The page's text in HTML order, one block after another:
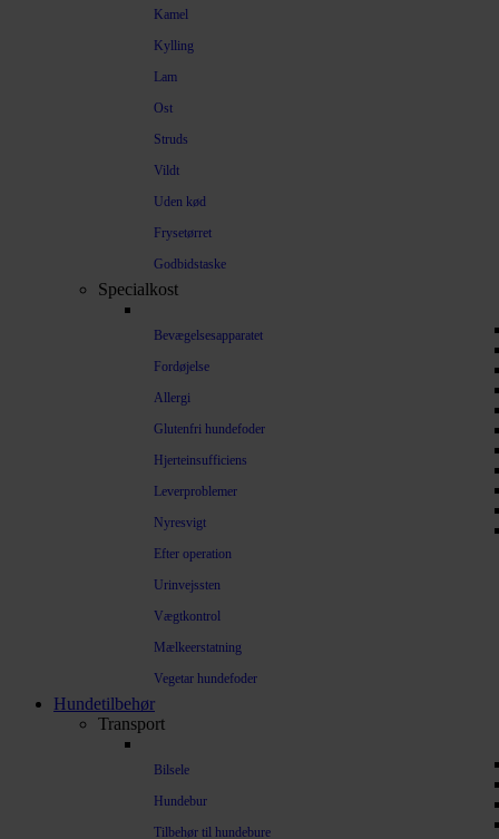
Kamel
Kylling
Lam
Ost
Struds
Vildt
Uden kød
Frysetørret
Godbidstaske
Specialkost
Bevægelsesapparatet
Fordøjelse
Allergi
Glutenfri hundefoder
Hjerteinsufficiens
Leverproblemer
Nyresvigt
Efter operation
Urinvejssten
Vægtkontrol
Mælkeerstatning
Vegetar hundefoder
Hundetilbehør
Transport
Bilsele
Hundebur
Tilbehør til hundebure